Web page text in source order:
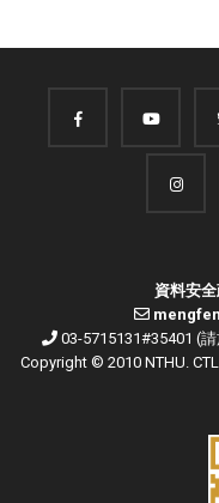
資料安
03-5715131#35401 (
Copyright © 2010 NTHU.